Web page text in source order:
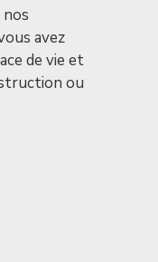
avez
de vie et
ou